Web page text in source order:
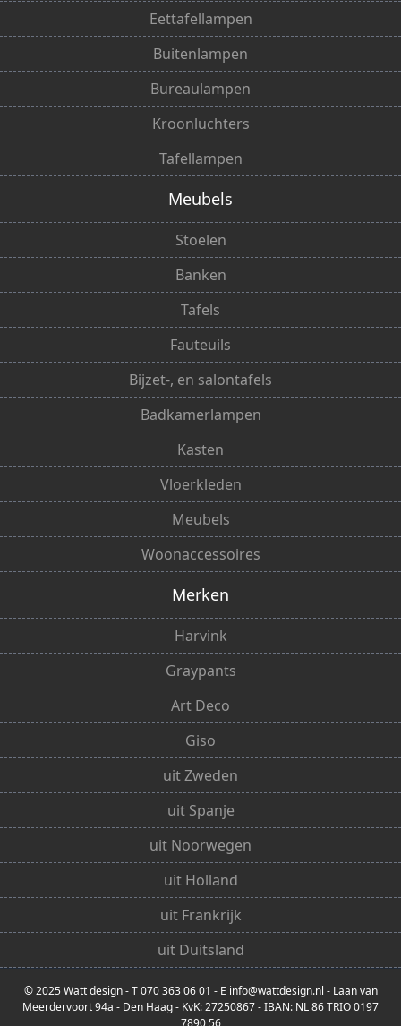
Eettafellampen
Buitenlampen
Bureaulampen
Kroonluchters
Tafellampen
Meubels
Stoelen
Banken
Tafels
Fauteuils
Bijzet-, en salontafels
Badkamerlampen
Kasten
Vloerkleden
Meubels
Woonaccessoires
Merken
Harvink
Graypants
Art Deco
Giso
uit Zweden
uit Spanje
uit Noorwegen
uit Holland
uit Frankrijk
uit Duitsland
© 2025 Watt design - T 070 363 06 01 - E info@wattdesign.nl - Laan van
Meerdervoort 94a - Den Haag - KvK: 27250867 - IBAN: NL 86 TRIO 0197